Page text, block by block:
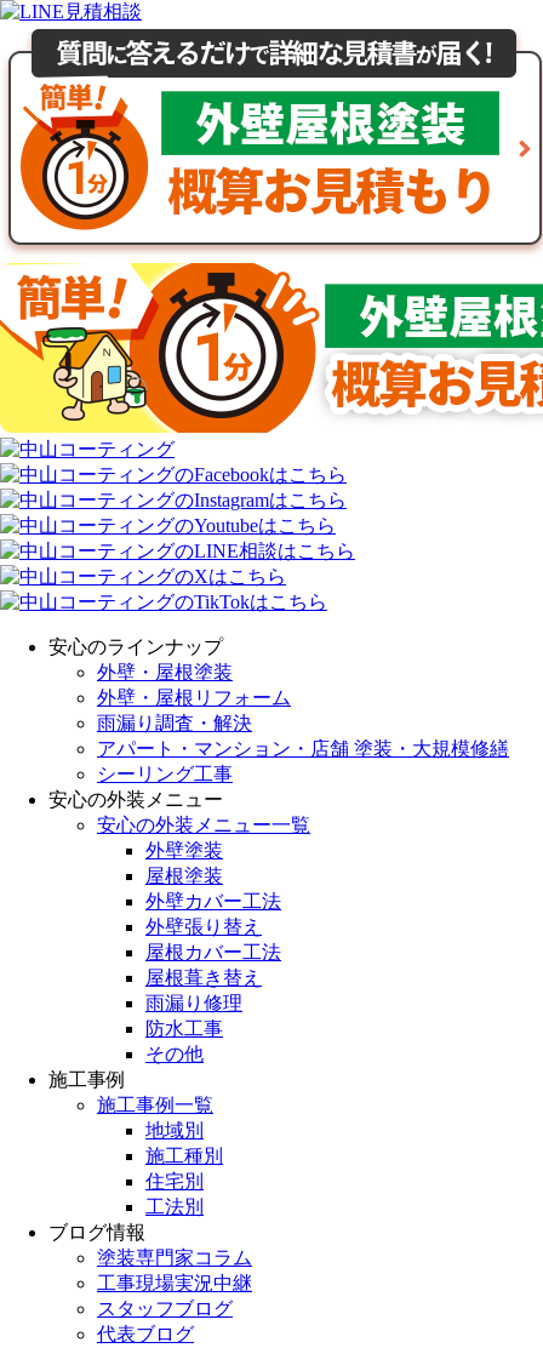
安心のラインナップ
外壁・屋根塗装
外壁・屋根リフォーム
雨漏り調査・解決
アパート・マンション・店舗 塗装・大規模修繕
シーリング工事
安心の外装メニュー
安心の外装メニュー一覧
外壁塗装
屋根塗装
外壁カバー工法
外壁張り替え
屋根カバー工法
屋根葺き替え
雨漏り修理
防水工事
その他
施工事例
施工事例一覧
地域別
施工種別
住宅別
工法別
ブログ情報
塗装専門家コラム
工事現場実況中継
スタッフブログ
代表ブログ